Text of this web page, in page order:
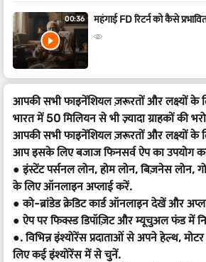
00:36 महंगाई FD रिटर्न को कैसे
आपकी सभी फाइनेंशियल ज़रूरतों और लक्ष्यों के
भारत में 50 मिलियन से भी ज़्यादा ग्राहकों की
आपकी सभी फाइनेंशियल ज़रूरतों और लक्ष्यों के
आप इसके लिए बजाज फिनसर्व ऐप का उपयोग
● इंस्टेंट पर्सनल लोन, होम लोन, बिज़नेस लोन,
के लिए ऑनलाइन अप्लाई करें.
● को-ब्रांडेड क्रेडिट कार्ड ऑनलाइन देखें और
● ऐप पर फिक्स्ड डिपॉज़िट और म्यूचुअल फंड में
●. विभिन्न इंश्योरेंस प्रदाताओं से अपने हेल्थ,
लिए कई इंश्योरेंस में से चुनें.